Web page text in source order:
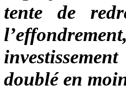
tente de
doublé en